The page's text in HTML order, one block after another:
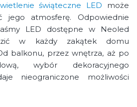
świąteczne LED może
jego atmosferę. Odpowiednie
LED dostępne w Neoled
w każdy zakątek domu
balkonu, przez wnętrza, aż po
wybór dekoracyjnego
nieograniczone możliwości